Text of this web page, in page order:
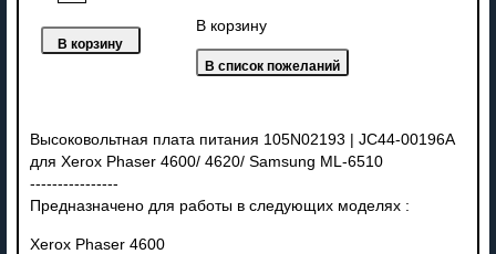
В корзину
Высоковольтная плата питания 105N02193 | JC44-00196A
для Xerox Phaser 4600/ 4620/ Samsung ML-6510
----------------
Предназначено для работы в следующих моделях :
Xerox Phaser 4600